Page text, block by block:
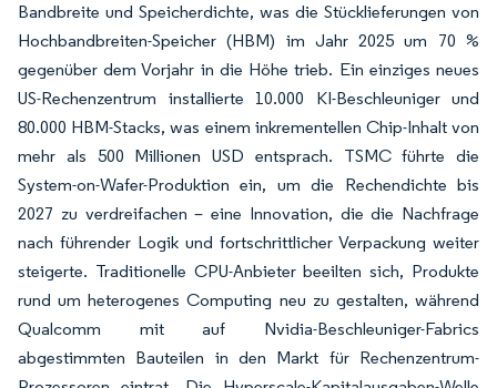
Bandbreite und Speicherdichte, was die Stücklieferungen von
Hochbandbreiten-Speicher (HBM) im Jahr 2025 um 70 %
gegenüber dem Vorjahr in die Höhe trieb. Ein einziges neues
US-Rechenzentrum installierte 10.000 KI-Beschleuniger und
80.000 HBM-Stacks, was einem inkrementellen Chip-Inhalt von
mehr als 500 Millionen USD entsprach. TSMC führte die
System-on-Wafer-Produktion ein, um die Rechendichte bis
2027 zu verdreifachen – eine Innovation, die die Nachfrage
nach führender Logik und fortschrittlicher Verpackung weiter
steigerte. Traditionelle CPU-Anbieter beeilten sich, Produkte
rund um heterogenes Computing neu zu gestalten, während
Qualcomm mit auf Nvidia-Beschleuniger-Fabrics
abgestimmten Bauteilen in den Markt für Rechenzentrum-